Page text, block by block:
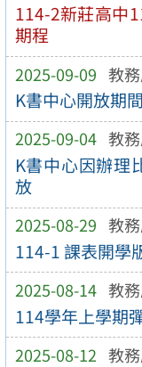
114-2新莊⾼中
期程
2025-09-09 教
K書中心開放期間
2025-09-04 教
K書中心因辦理
放
2025-08-29 教
114-1 課表開學
2025-08-14 教
114學年上學期
2025-08-12 教